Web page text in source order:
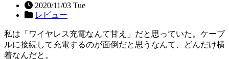
2020/11/03 Tue
レビュー
私は「ワイヤレス充電なんて甘え」だと思っていた。ケーブ
ルに接続して充電するのが面倒だと思うなんて、どんだけ横
着なんだと。